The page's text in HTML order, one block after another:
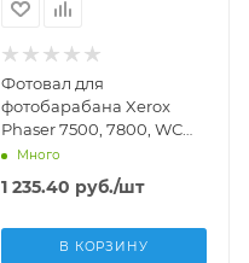
Фотовал для
фотобарабана Xerox
Phaser 7500, 7800, WС
7425, 7428, 7435, 7525,
7535, 7545, 7556, Lexmark
950, 952, 954, AltaLink
C8055, C8070 (DV Inc.)
Много
1 235.40 руб./шт
В КОРЗИНУ